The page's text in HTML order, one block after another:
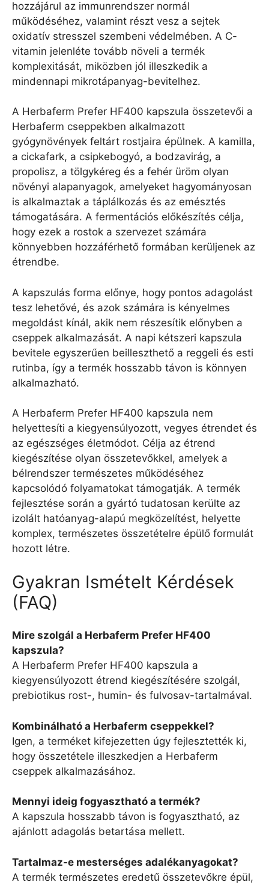
hozzájárul az immunrendszer normál
működéséhez, valamint részt vesz a sejtek
oxidatív stresszel szembeni védelmében. A C-
vitamin jelenléte tovább növeli a termék
komplexitását, miközben jól illeszkedik a
mindennapi mikrotápanyag-bevitelhez.
A Herbaferm Prefer HF400 kapszula összetevői a
Herbaferm cseppekben alkalmazott
gyógynövények feltárt rostjaira épülnek. A kamilla,
a cickafark, a csipkebogyó, a bodzavirág, a
propolisz, a tölgykéreg és a fehér üröm olyan
növényi alapanyagok, amelyeket hagyományosan
is alkalmaztak a táplálkozás és az emésztés
támogatására. A fermentációs előkészítés célja,
hogy ezek a rostok a szervezet számára
könnyebben hozzáférhető formában kerüljenek az
étrendbe.
A kapszulás forma előnye, hogy pontos adagolást
tesz lehetővé, és azok számára is kényelmes
megoldást kínál, akik nem részesítik előnyben a
cseppek alkalmazását. A napi kétszeri kapszula
bevitele egyszerűen beilleszthető a reggeli és esti
rutinba, így a termék hosszabb távon is könnyen
alkalmazható.
A Herbaferm Prefer HF400 kapszula nem
helyettesíti a kiegyensúlyozott, vegyes étrendet és
az egészséges életmódot. Célja az étrend
kiegészítése olyan összetevőkkel, amelyek a
bélrendszer természetes működéséhez
kapcsolódó folyamatokat támogatják. A termék
fejlesztése során a gyártó tudatosan kerülte az
izolált hatóanyag-alapú megközelítést, helyette
komplex, természetes összetételre épülő formulát
hozott létre.
Gyakran Ismételt Kérdések
(FAQ)
Mire szolgál a Herbaferm Prefer HF400
kapszula?
A Herbaferm Prefer HF400 kapszula a
kiegyensúlyozott étrend kiegészítésére szolgál,
prebiotikus rost-, humin- és fulvosav-tartalmával.
Kombinálható a Herbaferm cseppekkel?
Igen, a terméket kifejezetten úgy fejlesztették ki,
hogy összetétele illeszkedjen a Herbaferm
cseppek alkalmazásához.
Mennyi ideig fogyasztható a termék?
A kapszula hosszabb távon is fogyasztható, az
ajánlott adagolás betartása mellett.
Tartalmaz-e mesterséges adalékanyagokat?
A termék természetes eredetű összetevőkre épül,